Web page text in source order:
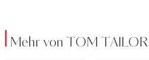
Mehr von TOM TAILOR